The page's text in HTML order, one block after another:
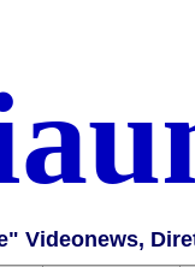
Videonews,